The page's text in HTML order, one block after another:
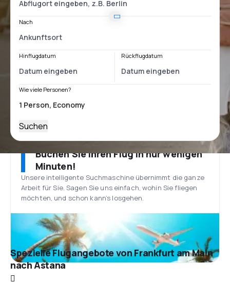
Nach
Hinflugdatum Rückflugdatum
Wie viele Personen?
Suchen
Buchen Sie Ihren Flug in nur wenigen
Minuten!
Unsere intelligente Suchmaschine übernimmt die ganze
Arbeit für Sie. Sagen Sie uns einfach, wohin Sie fliegen
möchten, und schon kann’s losgehen.
Spezielle Flugangebote von Frankfurt am Main
nach Astana